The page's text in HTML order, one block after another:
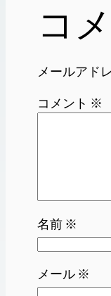
コ
メールアド
コメント ※
名前 ※
メール ※